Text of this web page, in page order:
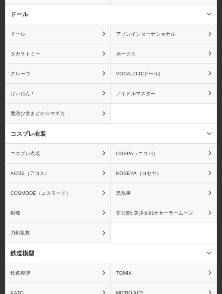
ムービック メガハウス
メディアファクトリー メディコムトイ
アクエリオンEVOL アクセルワールド
アズールレーン
ドール
ドール アゾンインターナショナル
タカラトミー ボークス
グルーヴ VOCALOID(ドール)
けいおん！ アイドルマスター
魔法少女まどか☆マギカ
コスプレ衣装
コスプレ衣装 COSPA（コスパ）
ACOS（アコス） KOSEYA（コセヤ）
COSMODE（コスモード） 黒執事
銀魂 非公開: 美少女戦士セーラームーン
刀剣乱舞
鉄道模型
鉄道模型 TOMIX
KATO MICRO ACE